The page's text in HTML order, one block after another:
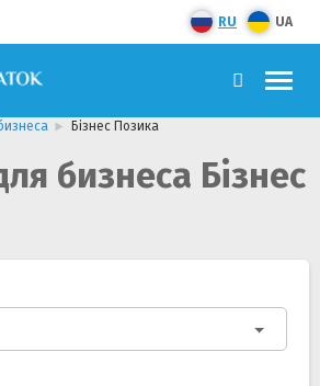
RU UA
Бізнес Позика
бизнеса Бізнес